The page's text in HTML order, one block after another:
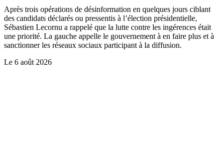
Après trois opérations de désinformation en quelques jours ciblant
des candidats déclarés ou pressentis à l’élection présidentielle,
Sébastien Lecornu a rappelé que la lutte contre les ingérences était
une priorité. La gauche appelle le gouvernement à en faire plus et à
sanctionner les réseaux sociaux participant à la diffusion.
Le 6 août 2026